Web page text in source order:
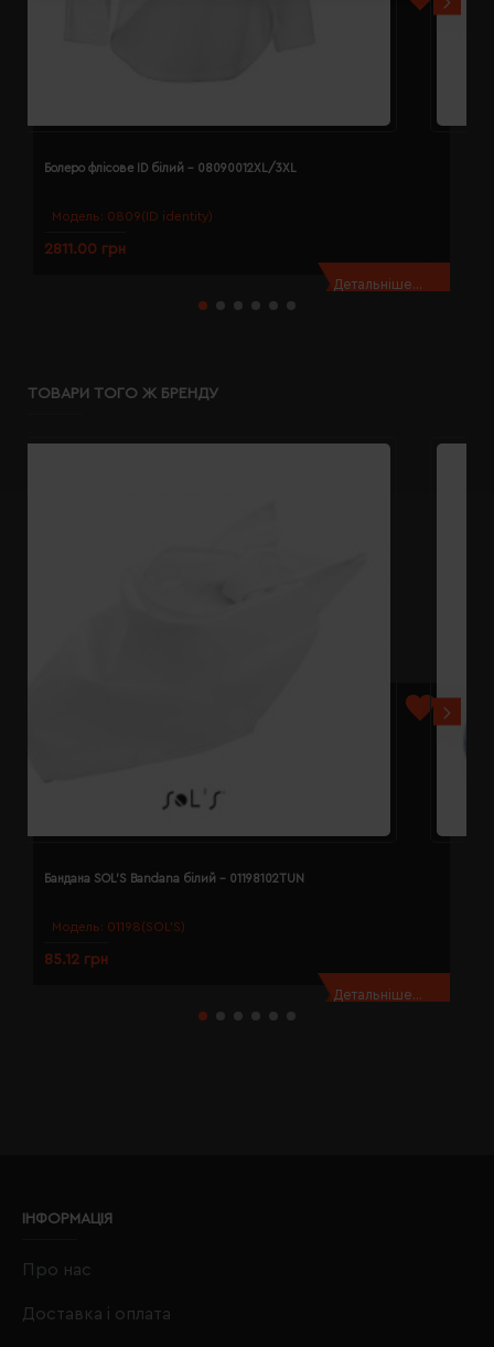
Модель: 0809(ID identity)
Болеро флісове ID білий - 08090012XL/3XL
2811.00 грн
Детальніше...
ТОВАРИ ТОГО Ж БРЕНДУ
Модель: 01198(SOL’S)
Бандана SOL'S Bandana білий - 01198102TUN
85.12 грн
Детальніше...
ІНФОРМАЦІЯ
Про нас
Доставка і оплата